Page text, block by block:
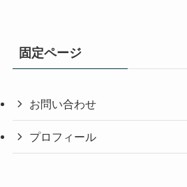
固定ページ
お問い合わせ
プロフィール